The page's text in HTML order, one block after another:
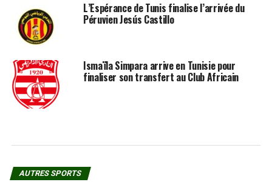
L’Espérance de Tunis finalise l’arrivée du
Péruvien Jesús Castillo
Ismaïla Simpara arrive en Tunisie pour
finaliser son transfert au Club Africain
AUTRES SPORTS